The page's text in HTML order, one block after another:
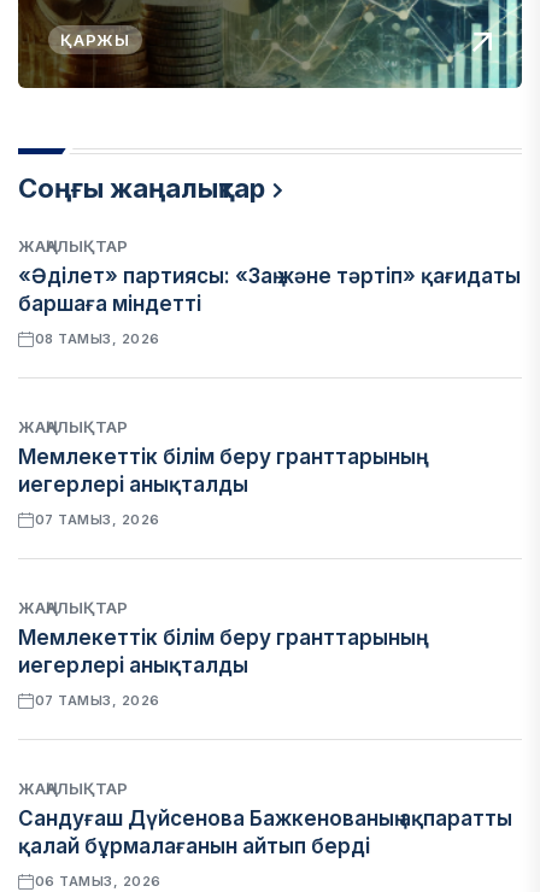
ҚАРЖЫ
Соңғы жаңалықтар
ЖАҢАЛЫҚТАР
«Әділет» партиясы: «Заң және тәртіп» қағидаты
баршаға міндетті
08 ТАМЫЗ, 2026
ЖАҢАЛЫҚТАР
Мемлекеттік білім беру гранттарының
иегерлері анықталды
07 ТАМЫЗ, 2026
ЖАҢАЛЫҚТАР
Мемлекеттік білім беру гранттарының
иегерлері анықталды
07 ТАМЫЗ, 2026
ЖАҢАЛЫҚТАР
Сандуғаш Дүйсенова Бажкенованың ақпаратты
қалай бұрмалағанын айтып берді
06 ТАМЫЗ, 2026